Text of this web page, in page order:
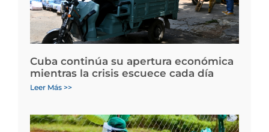
Cuba continúa su apertura económica
mientras la crisis escuece cada día
Leer Más >>